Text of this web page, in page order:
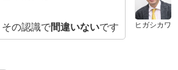
ヒガシカワ
その認識で間違いないです